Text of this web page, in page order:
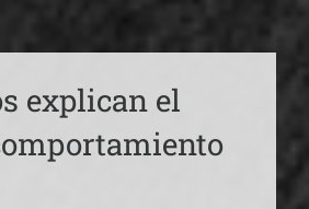
explican el